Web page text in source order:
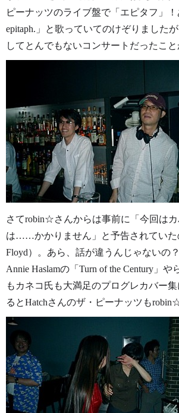
ピーナッツのライブ盤で「エピタフ」
epitaph.」と歌っていてのけぞりました
してとんでもないコンサートだったこと
さてrobin☆さんからは事前に「今回は
は……かかりません」と予告されていた
Floyd）。あら、話が違うんじゃないの
Annie Haslamの「Turn of the Century」
もカネコ氏も大満足のプログレカバー
るとHatchさんのザ・ピーナッツも